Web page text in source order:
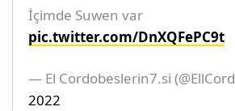
İçimde Suwen var
pic.twitter.com/DnXQFePC9t
— El Cordobeslerin7.si
2022